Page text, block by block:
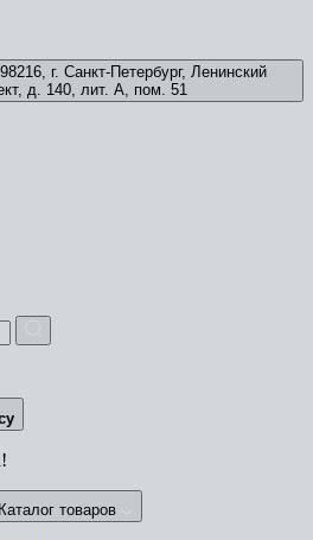
г. Санкт-Петербург, Ленинский
д. 140, лит. А, пом. 51
Каталог товаров